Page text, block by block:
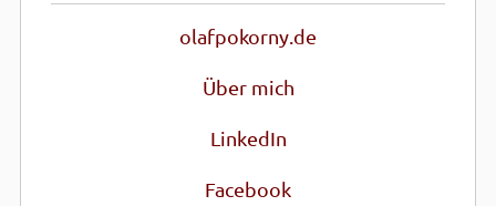
olafpokorny.de
Über mich
LinkedIn
Facebook